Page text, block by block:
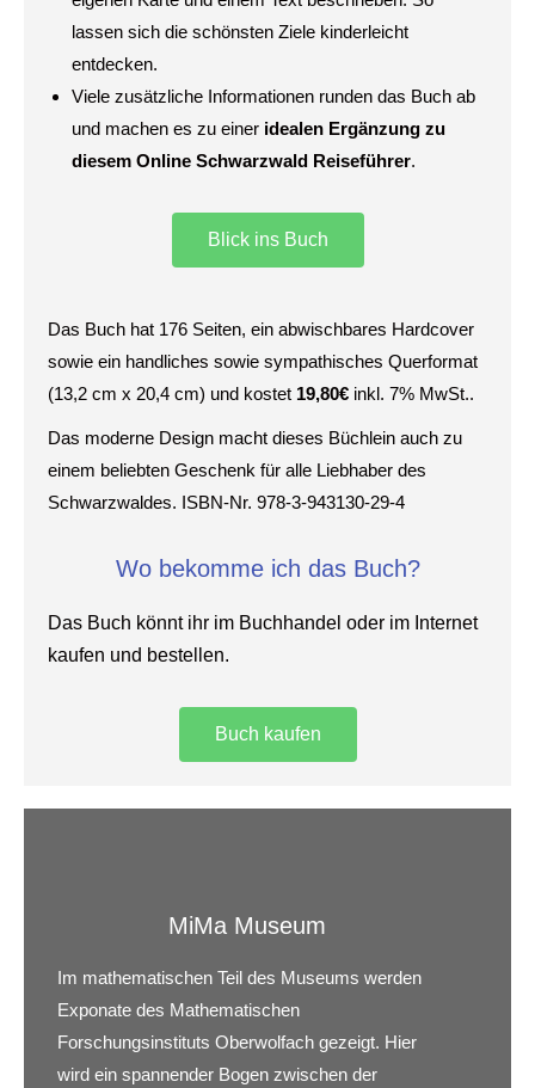
lassen sich die schönsten Ziele kinderleicht
entdecken.
Viele zusätzliche Informationen runden das Buch ab
und machen es zu einer idealen Ergänzung zu
diesem Online Schwarzwald Reiseführer.
Blick ins Buch
Das Buch hat 176 Seiten, ein abwischbares Hardcover
sowie ein handliches sowie sympathisches Querformat
(13,2 cm x 20,4 cm) und kostet 19,80€ inkl. 7% MwSt..
Das moderne Design macht dieses Büchlein auch zu
einem beliebten Geschenk für alle Liebhaber des
Schwarzwaldes. ISBN-Nr. 978-3-943130-29-4
Wo bekomme ich das Buch?
Das Buch könnt ihr im Buchhandel oder im Internet
kaufen und bestellen.
Buch kaufen
MiMa Museum
Im mathematischen Teil des Museums werden
Exponate des Mathematischen
Forschungsinstituts Oberwolfach gezeigt. Hier
wird ein spannender Bogen zwischen der